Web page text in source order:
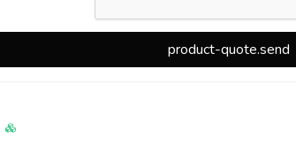
product-quote.send